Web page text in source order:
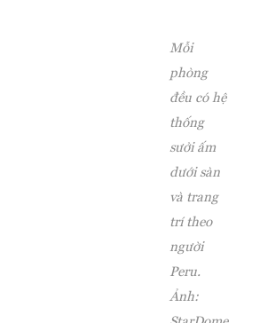
Mỗi
phòng
đều có hệ
thống
sưởi ấm
dưới sàn
và trang
trí theo
người
Peru.
Ảnh: